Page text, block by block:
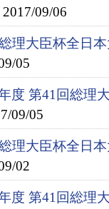
2017/09/06
理大臣杯全日
05
度 第41回総理
09/05
理大臣杯全日
02
度 第41回総理